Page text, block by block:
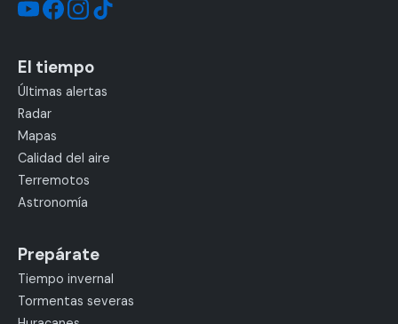
El tiempo
Últimas alertas
Radar
Mapas
Calidad del aire
Terremotos
Astronomía
Prepárate
Tiempo invernal
Tormentas severas